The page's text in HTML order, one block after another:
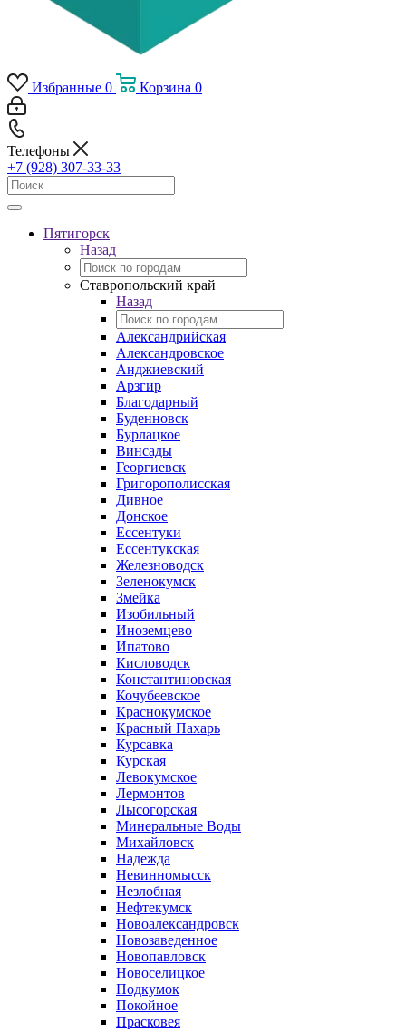
Избранные 0 Корзина 0
Телефоны
+7 (928) 307-33-33
Пятигорск
Назад
Ставропольский край
Назад
Александрийская
Александровское
Анджиевский
Арзгир
Благодарный
Буденновск
Бурлацкое
Винсады
Георгиевск
Григорополисская
Дивное
Донское
Ессентуки
Ессентукская
Железноводск
Зеленокумск
Змейка
Изобильный
Иноземцево
Ипатово
Кисловодск
Константиновская
Кочубеевское
Краснокумское
Красный Пахарь
Курсавка
Курская
Левокумское
Лермонтов
Лысогорская
Минеральные Воды
Михайловск
Надежда
Невинномысск
Незлобная
Нефтекумск
Новоалександровск
Новозаведенное
Новопавловск
Новоселицкое
Подкумок
Покойное
Прасковея